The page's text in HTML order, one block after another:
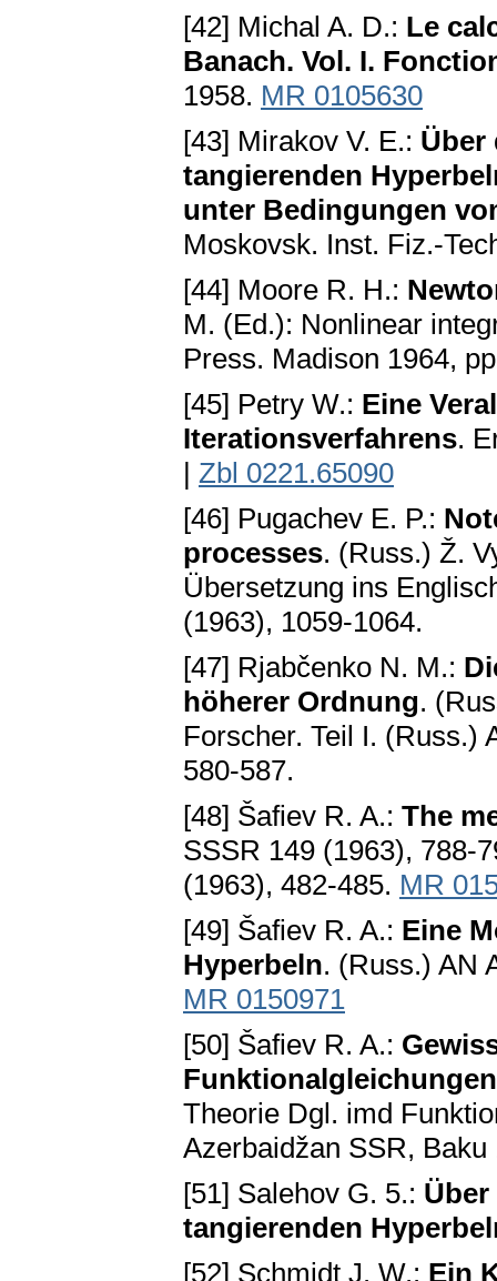
[42] Michal A. D.: Le
Banach. Vol. I.
1958. MR 0105630
[43] Mirakov V. E.: Über
tangierenden
unter Bedingungen
Moskovsk. Inst. Fiz.-
[44] Moore R. H.:
M. (Ed.): Nonlinear
Press. Madison 1964,
[45] Petry W.: Eine
Iterationsverfahrens.
| Zbl 0221.65090
[46] Pugachev E. P.:
processes. (Russ.) Ž.
Übersetzung ins
(1963), 1059-1064.
[47] Rjabčenko N. M.:
höherer Ordnung.
Forscher. Teil I. (Russ.)
580-587.
[48] Šafiev R. A.: The
SSSR 149 (1963), 788-
(1963), 482-485. MR
[49] Šafiev R. A.: Eine
Hyperbeln. (Russ.) AN
MR 0150971
[50] Šafiev R. A.:
Funktionalgleichungen
Theorie Dgl. imd
Azerbaidžan SSR, Baku
[51] Salehov G. 5.:
tangierenden
[52] Schmidt J. W.: Ein